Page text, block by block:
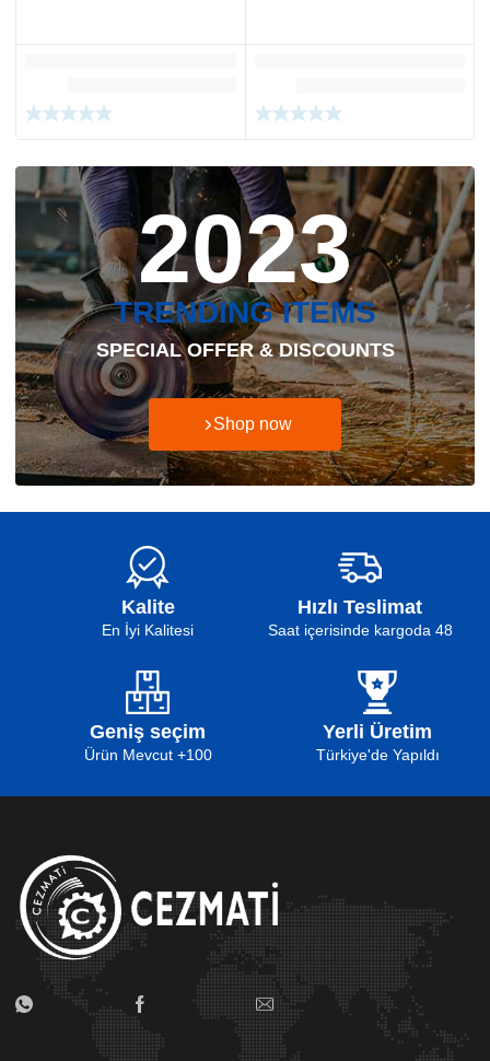
2023
TRENDING ITEMS
SPECIAL OFFER & DISCOUNTS
Shop now
Hızlı Teslimat
48 Saat içerisinde kargoda
Kalite
En İyi Kalitesi
Yerli Üretim
Türkiye'de Yapıldı
Geniş seçim
100+ Ürün Mevcut